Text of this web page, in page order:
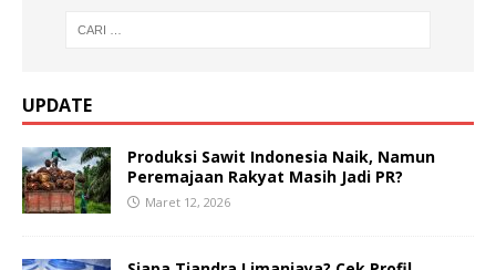
UPDATE
Produksi Sawit Indonesia Naik, Namun
Peremajaan Rakyat Masih Jadi PR?
Maret 12, 2026